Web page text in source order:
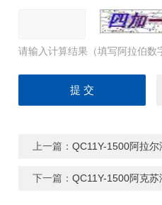
请输入计算结果（填写阿拉伯数
上一篇：QC11Y-1500阿拉
下一篇：QC11Y-1500阿克